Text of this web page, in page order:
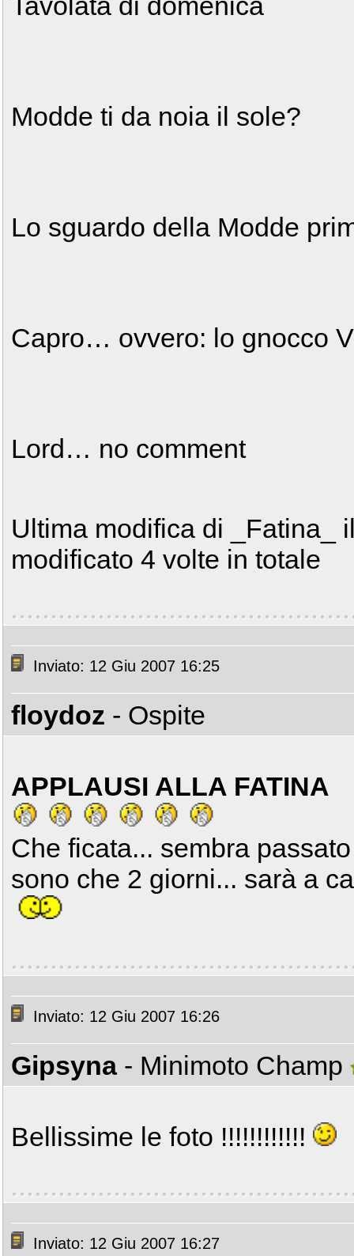
Modde ti da noia il sole?
Lo sguardo della Modde
Capro… ovvero: lo gnocco
Lord… no comment
Ultima modifica di _Fatina_
modificato 4 volte in totale
Inviato: 12 Giu 2007 16:25
floydoz - Ospite
APPLAUSI ALLA FATINA
Che ficata... sembra
sono che 2 giorni... sarà a
Inviato: 12 Giu 2007 16:26
Gipsyna - Minimoto Champ
Bellissime le foto !!!!!!!!!!!!
Inviato: 12 Giu 2007 16:27